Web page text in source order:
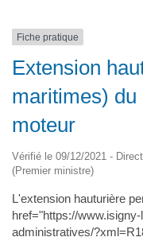
Fiche pratique
Extension
maritimes)
moteur
Vérifié le 09/12/2021 -
(Premier ministre)
L'extension hauturière
href="https://
administratives/